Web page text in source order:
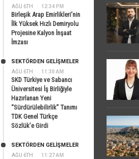
AĞU 6TH 12:34 PM
Birleşik Arap Emirlikleri’nin
İlk Yüksek Hızlı Demiryolu
Projesine Kalyon İnşaat
İmzası
AĞU 6TH 11:30 AM
SEKTÖRDEN GELIŞMELER
SKD Türkiye ve Sabancı
Üniversitesi İş Birliğiyle
Hazırlanan Yeni
“Sürdürülebilirlik” Tanımı
TDK Genel Türkçe
Sözlük’e Girdi
AĞU 6TH 11:27 AM
SEKTÖRDEN GELIŞMELER